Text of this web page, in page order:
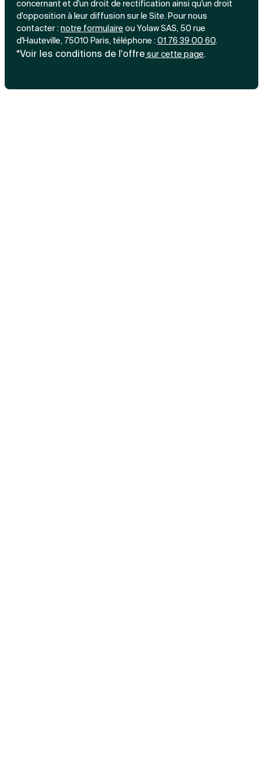
concernant et d'un droit de rectification ainsi qu'un droit
d'opposition à leur diffusion sur le Site. Pour nous
contacter : notre formulaireou Yolaw SAS, 50 rue
d'Hauteville, 75010 Paris, téléphone : 01 76 39 00 60.
*Voir les conditions de l'offresur cette page.